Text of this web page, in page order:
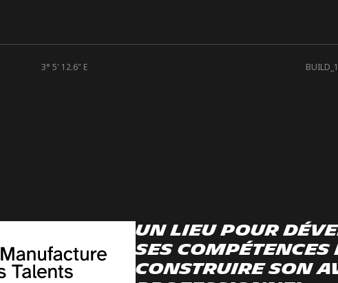
3° 5' 12.6" E
Un lieu pour
ses compétences
construire son